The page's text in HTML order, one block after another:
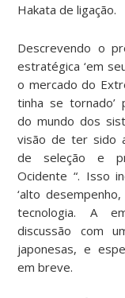
Hakata de ligação.
Descrevendo o
estratégica ‘em
o mercado do
tinha se tornado’
do mundo dos
visão de ter sido
de seleção e
Ocidente “. Isso
‘alto
tecnologia. A
discussão com
japonesas, e
em breve.